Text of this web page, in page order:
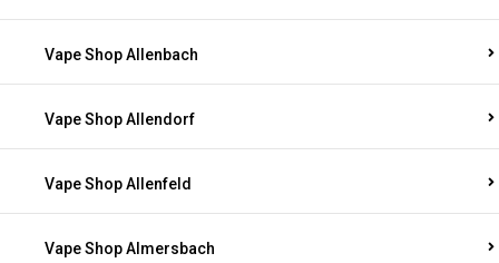
Vape Shop Allenbach
Vape Shop Allendorf
Vape Shop Allenfeld
Vape Shop Almersbach